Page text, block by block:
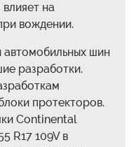
на
вождении.
шин
разработки.
протекторов.
Continental
R17 109V в